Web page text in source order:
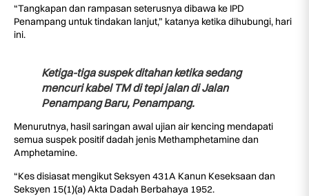
“Tangkapan dan rampasan seterusnya dibawa ke IPD
Penampang untuk tindakan lanjut,” katanya ketika dihubungi, hari
ini.
Ketiga-tiga suspek ditahan ketika sedang
mencuri kabel TM di tepi jalan di Jalan
Penampang Baru, Penampang.
Menurutnya, hasil saringan awal ujian air kencing mendapati
semua suspek positif dadah jenis Methamphetamine dan
Amphetamine.
“Kes disiasat mengikut Seksyen 431A Kanun Keseksaan dan
Seksyen 15(1)(a) Akta Dadah Berbahaya 1952.